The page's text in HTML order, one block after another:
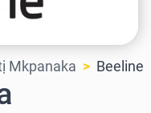
Mkpanaka Beeline